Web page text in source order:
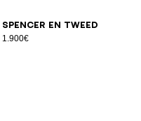
Spencer en tweed
1.900€
3436